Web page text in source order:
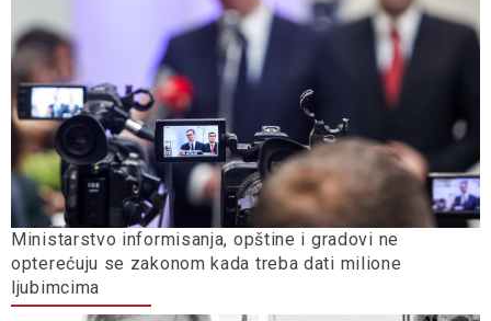
Ministarstvo informisanja, opštine i gradovi ne
opterećuju se zakonom kada treba dati milione
ljubimcima